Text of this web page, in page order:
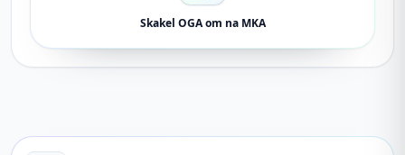
Skakel OGA om na MKA